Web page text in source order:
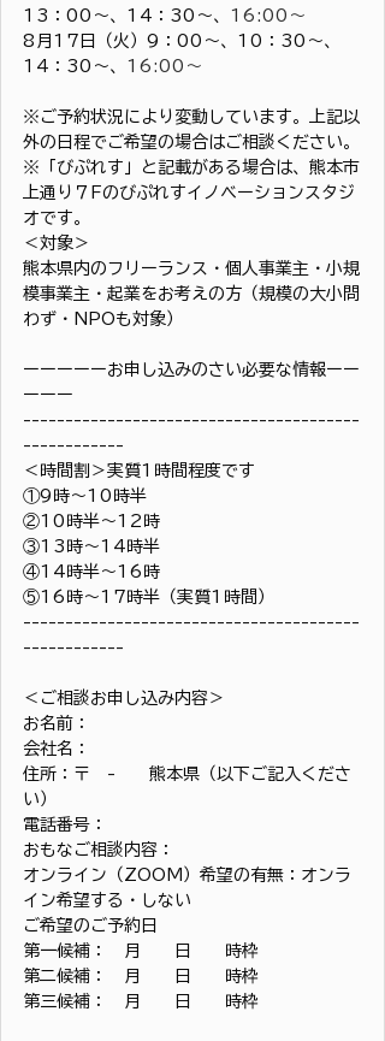
13：00〜、14：30〜、 16:00～
8月17日（火）9：00〜、10：30〜、
14：30〜、 16:00～
※ご予約状況により変動しています。上記以
外の日程でご希望の場合はご相談ください。
※「びぷれす」と記載がある場合は、熊本市
上通り７Fのびぷれすイノベーションスタジ
オです。
＜対象＞
熊本県内のフリーランス・個人事業主・小規
模事業主・起業をお考えの方（規模の大小問
わず・NPOも対象）
ーーーーーお申し込みのさい必要な情報ーー
ーーー
----------------------------------------
------------
＜時間割＞実質1時間程度です
①9時〜10時半
②10時半〜12時
③13時〜14時半
④14時半〜16時
⑤16時〜17時半（実質1時間）
----------------------------------------
------------
＜ご相談お申し込み内容＞
お名前：
会社名：
住所：〒　-　　熊本県（以下ご記入くださ
い）
電話番号：
おもなご相談内容：
オンライン（ZOOM）希望の有無：オンラ
イン希望する・しない
ご希望のご予約日
第一候補：　月　　日　　時枠
第二候補：　月　　日　　時枠
第三候補：　月　　日　　時枠